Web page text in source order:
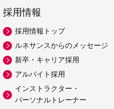
採用情報
採用情報トップ
ルネサンスからのメッセージ
新卒・キャリア採用
アルバイト採用
インストラクター・
パーソナルトレーナー